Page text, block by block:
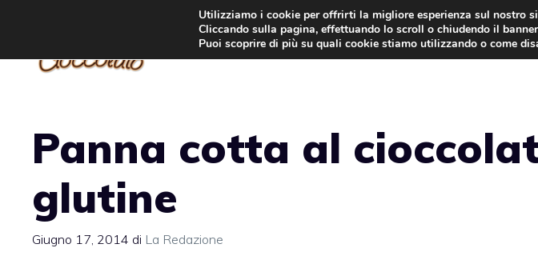
contenuto
TORTE AL
Panna cotta al
glutine
Giugno 17, 2014 di La Redazione
Utilizziamo i cookie per offrirti la migliore esperienza sul nostro
Cliccando sulla pagina, effettuando lo scroll o chiudendo il
Puoi scoprire di più su quali cookie stiamo utilizzando o come